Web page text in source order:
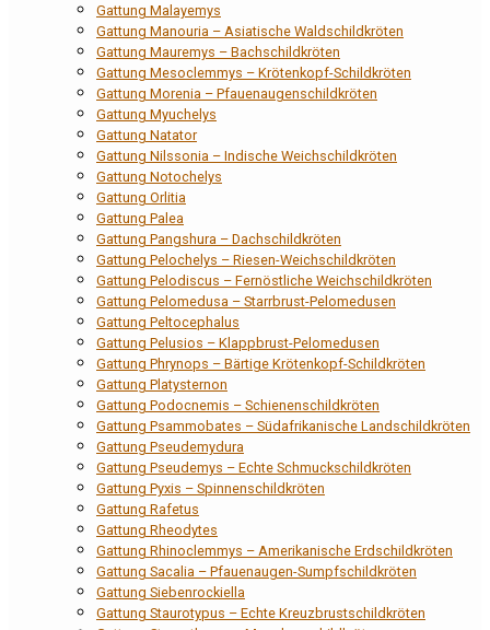
Gattung Malayemys
Gattung Manouria – Asiatische Waldschildkröten
Gattung Mauremys – Bachschildkröten
Gattung Mesoclemmys – Krötenkopf-Schildkröten
Gattung Morenia – Pfauenaugenschildkröten
Gattung Myuchelys
Gattung Natator
Gattung Nilssonia – Indische Weichschildkröten
Gattung Notochelys
Gattung Orlitia
Gattung Palea
Gattung Pangshura – Dachschildkröten
Gattung Pelochelys – Riesen-Weichschildkröten
Gattung Pelodiscus – Fernöstliche Weichschildkröten
Gattung Pelomedusa – Starrbrust-Pelomedusen
Gattung Peltocephalus
Gattung Pelusios – Klappbrust-Pelomedusen
Gattung Phrynops – Bärtige Krötenkopf-Schildkröten
Gattung Platysternon
Gattung Podocnemis – Schienenschildkröten
Gattung Psammobates – Südafrikanische Landschildkröten
Gattung Pseudemydura
Gattung Pseudemys – Echte Schmuckschildkröten
Gattung Pyxis – Spinnenschildkröten
Gattung Rafetus
Gattung Rheodytes
Gattung Rhinoclemmys – Amerikanische Erdschildkröten
Gattung Sacalia – Pfauenaugen-Sumpfschildkröten
Gattung Siebenrockiella
Gattung Staurotypus – Echte Kreuzbrustschildkröten